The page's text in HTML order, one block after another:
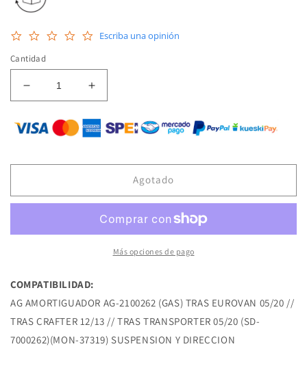
0.0
Escriba una opinión
Cantidad
Reducir
cantidad
para
AG-
AMORTIGUADOR
EUROVAN
TRAS
TRAS
TRANSPORTER
05/20
VOLKSWAGEN
Aumentar
cantidad
para
AG-
AMORTIGUADOR
EUROVAN
05/20
TRAS
CRAFTER
TRANSPORTER
05/20
VOLKSWAGEN
Agotado
Más opciones de pago
COMPATIBILIDAD:
AG AMORTIGUADOR AG-2100262 (GAS) TRAS EUROVAN 05/20 //
TRAS CRAFTER 12/13 // TRAS TRANSPORTER 05/20 (SD-
7000262)(MON-37319) SUSPENSION Y DIRECCION